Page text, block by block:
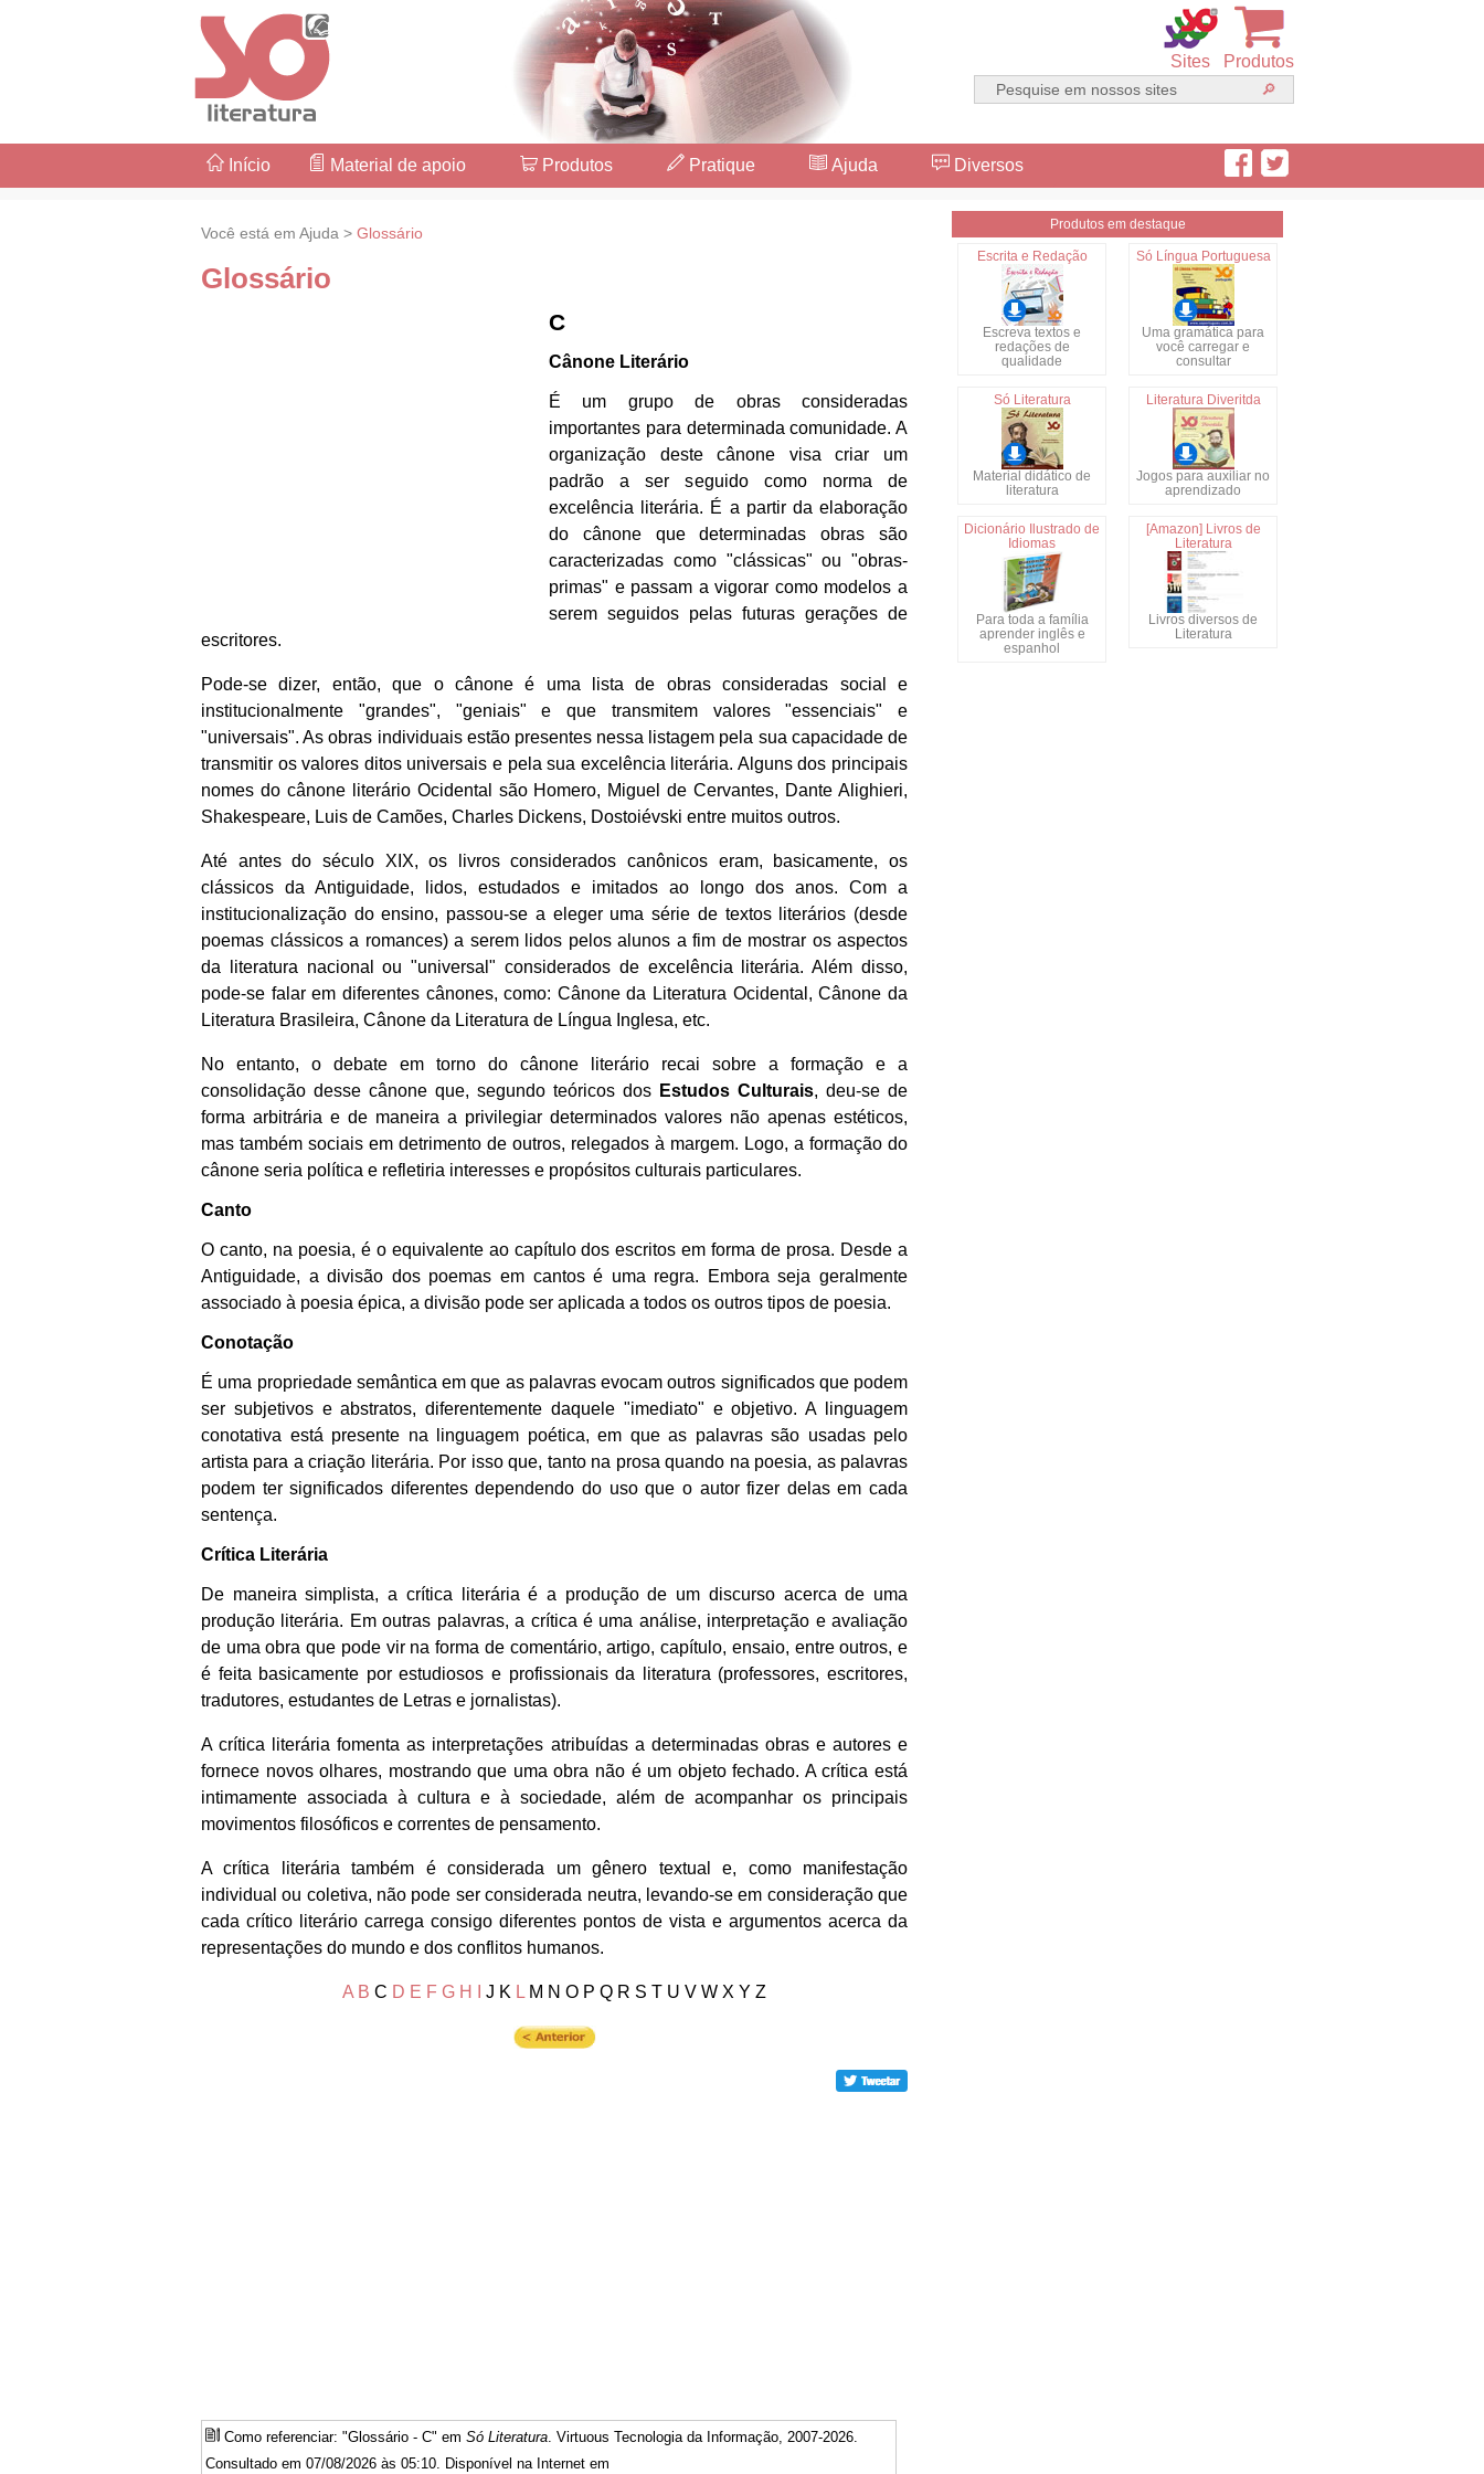
Produtos
Sites
Início Material de apoio Produtos Pratique Ajuda Diversos
Você está em Ajuda > Glossário
Glossário
C
Cânone Literário
É um grupo de obras consideradas
importantes para determinada comunidade. A
organização deste cânone visa criar um
padrão a ser seguido como norma de
excelência literária. É a partir da elaboração
do cânone que determinadas obras são
caracterizadas como "clássicas" ou "obras-
primas" e passam a vigorar como modelos a
serem seguidos pelas futuras gerações de
escritores.
Pode-se dizer, então, que o cânone é uma lista de obras consideradas social e
institucionalmente "grandes", "geniais" e que transmitem valores "essenciais" e
"universais". As obras individuais estão presentes nessa listagem pela sua capacidade de
transmitir os valores ditos universais e pela sua excelência literária. Alguns dos principais
nomes do cânone literário Ocidental são Homero, Miguel de Cervantes, Dante Alighieri,
Shakespeare, Luis de Camões, Charles Dickens, Dostoiévski entre muitos outros.
Até antes do século XIX, os livros considerados canônicos eram, basicamente, os
clássicos da Antiguidade, lidos, estudados e imitados ao longo dos anos. Com a
institucionalização do ensino, passou-se a eleger uma série de textos literários (desde
poemas clássicos a romances) a serem lidos pelos alunos a fim de mostrar os aspectos
da literatura nacional ou "universal" considerados de excelência literária. Além disso,
pode-se falar em diferentes cânones, como: Cânone da Literatura Ocidental, Cânone da
Literatura Brasileira, Cânone da Literatura de Língua Inglesa, etc.
No entanto, o debate em torno do cânone literário recai sobre a formação e a
consolidação desse cânone que, segundo teóricos dos Estudos Culturais, deu-se de
forma arbitrária e de maneira a privilegiar determinados valores não apenas estéticos,
mas também sociais em detrimento de outros, relegados à margem. Logo, a formação do
cânone seria política e refletiria interesses e propósitos culturais particulares.
Canto
O canto, na poesia, é o equivalente ao capítulo dos escritos em forma de prosa. Desde a
Antiguidade, a divisão dos poemas em cantos é uma regra. Embora seja geralmente
associado à poesia épica, a divisão pode ser aplicada a todos os outros tipos de poesia.
Conotação
É uma propriedade semântica em que as palavras evocam outros significados que podem
ser subjetivos e abstratos, diferentemente daquele "imediato" e objetivo. A linguagem
conotativa está presente na linguagem poética, em que as palavras são usadas pelo
artista para a criação literária. Por isso que, tanto na prosa quando na poesia, as palavras
podem ter significados diferentes dependendo do uso que o autor fizer delas em cada
sentença.
Crítica Literária
De maneira simplista, a crítica literária é a produção de um discurso acerca de uma
produção literária. Em outras palavras, a crítica é uma análise, interpretação e avaliação
de uma obra que pode vir na forma de comentário, artigo, capítulo, ensaio, entre outros, e
é feita basicamente por estudiosos e profissionais da literatura (professores, escritores,
tradutores, estudantes de Letras e jornalistas).
A crítica literária fomenta as interpretações atribuídas a determinadas obras e autores e
fornece novos olhares, mostrando que uma obra não é um objeto fechado. A crítica está
intimamente associada à cultura e à sociedade, além de acompanhar os principais
movimentos filosóficos e correntes de pensamento.
A crítica literária também é considerada um gênero textual e, como manifestação
individual ou coletiva, não pode ser considerada neutra, levando-se em consideração que
cada crítico literário carrega consigo diferentes pontos de vista e argumentos acerca da
representações do mundo e dos conflitos humanos.
A B C D E F G H J K L M N O P Q R S T U V W X Y Z
Como referenciar: "Glossário - C" em Só Literatura . Virtuous Tecnologia da Informação, 2007-2026.
Consultado em 07/08/2026 às 05:10. Disponível na Internet em
Produtos em destaque
Escrita e Redação
Escreva textos e
redações de
qualidade
Só Língua Portuguesa
Uma gramática para
você carregar e
consultar
Só Literatura
Material didático de
literatura
Literatura Diveritda
Jogos para auxiliar no
aprendizado
Dicionário Ilustrado de
Idiomas
Para toda a família
aprender inglês e
espanhol
[Amazon] Livros de
Literatura
Livros diversos de
Literatura